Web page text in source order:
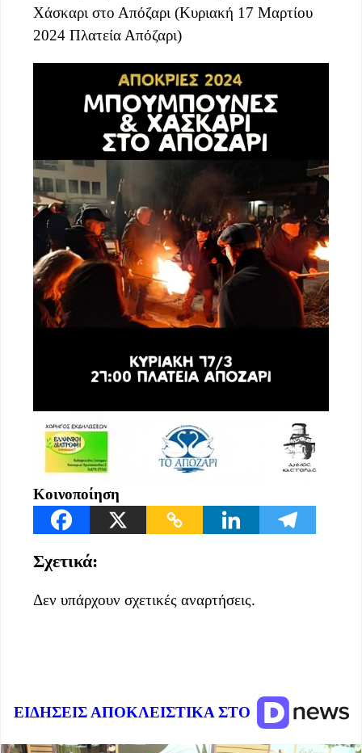
Χάσκαρι στο Απόζαρι (Κυριακή 17 Μαρτίου
2024 Πλατεία Απόζαρι)
Κοινοποίηση
Σχετικά:
Δεν υπάρχουν σχετικές αναρτήσεις.
ΕΙΔΗΣΕΙΣ ΑΠΟΚΛΕΙΣΤΙΚΑ ΣΤΟ